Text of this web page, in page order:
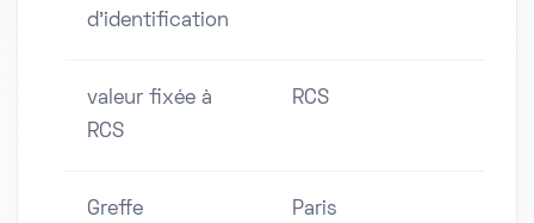
d'identification
valeur fixée à
RCS
RCS
Greffe
Paris